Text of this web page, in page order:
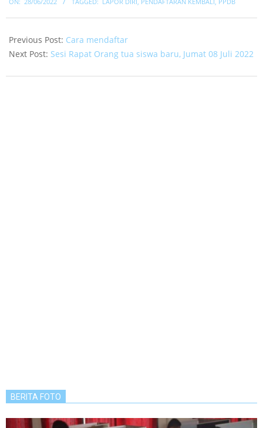
06-
28
Previous Post: Cara mendaftar
Next Post: Sesi Rapat Orang tua siswa baru, Jumat 08 Juli 2022
BERITA FOTO